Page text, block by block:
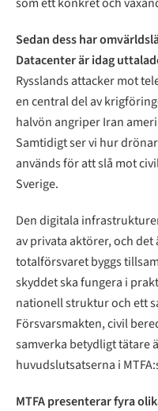
Sedan dess har
Datacenter är idag
Rysslands attacker mot
en central del av
halvön angriper Iran
Samtidigt ser vi hur
används för att slå mot
Sverige.
Den digitala
av privata aktörer, och
totalförsvaret byggs
skyddet ska fungera i
nationell struktur och ett
Försvarsmakten, civil
samverka betydligt tätare
huvudslutsatserna i
MTFA presenterar fyra